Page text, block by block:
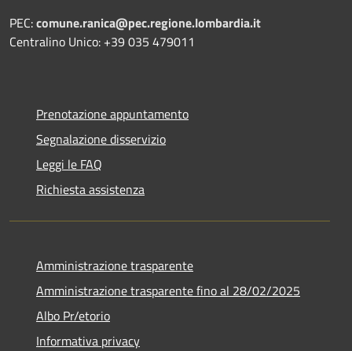
PEC:comune.ranica@pec.regione.lombardia.it
Centralino Unico: +39 035 479011
Prenotazione appuntamento
Segnalazione disservizio
Leggi le FAQ
Richiesta assistenza
Amministrazione trasparente
Amministrazione trasparente fino al 28/02/2025
Albo Pr/etorio
Informativa privacy